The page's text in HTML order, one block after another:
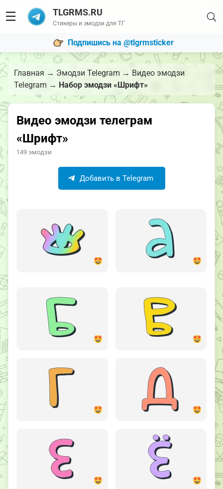
☰ TLGRMS.RU
Стикеры и эмодзи для ТГ
Подпишись на @tlgrmsticker
Главная → Эмодзи Telegram → Видео эмодзи
Telegram → Набор эмодзи «Шрифт»
Видео эмодзи телеграм
«Шрифт»
149 эмодзи
Добавить в Telegram